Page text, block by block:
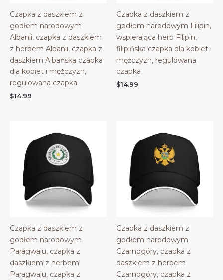
Czapka z daszkiem z
godłem narodowym
Albanii, czapka z daszkiem
z herbem Albanii, czapka z
daszkiem Albańska czapka
dla kobiet i mężczyzn,
regulowana czapka
$14.99
Czapka z daszkiem z
godłem narodowym Filipin,
wspierająca herb Filipin,
filipińska czapka dla kobiet i
mężczyzn, regulowana
czapka
$14.99
Czapka z daszkiem z
godłem narodowym
Paragwaju, czapka z
daszkiem z herbem
Paragwaju, czapka z
Czapka z daszkiem z
godłem narodowym
Czarnogóry, czapka z
daszkiem z herbem
Czarnogóry, czapka z